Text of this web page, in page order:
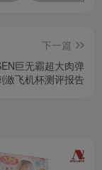
下一篇
巨无霸超大肉弹
激飞机杯测评报告